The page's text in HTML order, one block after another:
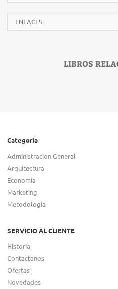
ENLACES
LIBROS
Categoria
Administracion General
Arquitectura
Economia
Marketing
Metodologia
SERVICIO AL CLIENTE
Historia
Contactanos
Ofertas
Novedades